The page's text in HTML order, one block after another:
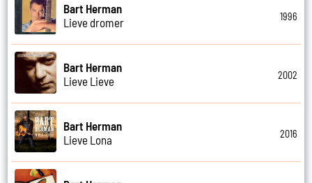
Bart Herman
Lieve dromer
1996
Bart Herman
Lieve Lieve
2002
Bart Herman
Lieve Lona
2016